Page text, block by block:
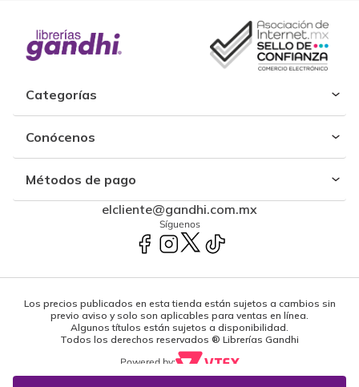
Categorías
Conócenos
Métodos de pago
elcliente@gandhi.com.mx
Síguenos
Los precios publicados en esta tienda están sujetos a cambios sin
previo aviso y solo son aplicables para ventas en línea.
Algunos títulos están sujetos a disponibilidad.
Todos los derechos reservados ® Librerías Gandhi
Powered by: